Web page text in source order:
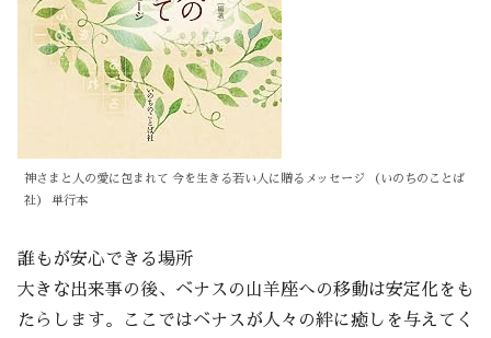
神さまと人の愛に包まれて 今を生きる若い人に贈るメッセージ （いのちのことば
社） 単行本
誰もが安心できる場所
大きな出来事の後、ベナスの山羊座への移動は安定化をも
たらします。ここではベナスが人々の絆に癒しを与えてく